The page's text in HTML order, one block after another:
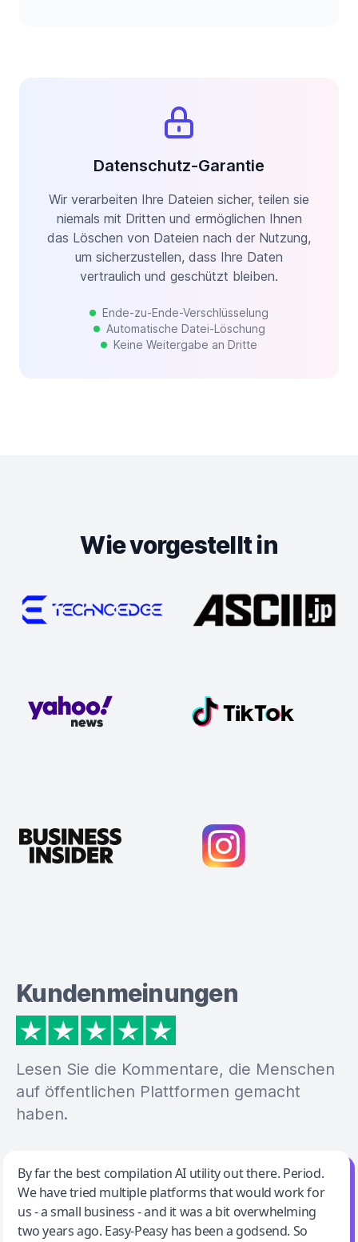
Datenschutz-Garantie
Wir verarbeiten Ihre Dateien sicher, teilen sie
niemals mit Dritten und ermöglichen Ihnen
das Löschen von Dateien nach der Nutzung,
um sicherzustellen, dass Ihre Daten
vertraulich und geschützt bleiben.
Ende-zu-Ende-Verschlüsselung
Automatische Datei-Löschung
Keine Weitergabe an Dritte
Wie vorgestellt in
Kundenmeinungen
Lesen Sie die Kommentare, die Menschen
auf öffentlichen Plattformen gemacht
haben.
Jeff Wilson
By far the best compilation AI utility
By far the best compilation AI utility out there. Period.
We have tried multiple platforms that would work for
us - a small business - and it was a bit overwhelming
two years ago. Easy-Peasy has been a godsend. So